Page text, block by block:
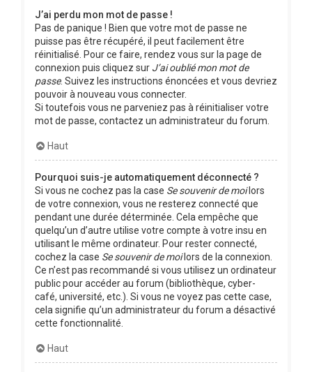
J’ai perdu mon mot de passe !
Pas de panique ! Bien que votre mot de passe ne
puisse pas être récupéré, il peut facilement être
réinitialisé. Pour ce faire, rendez vous sur la page de
connexion puis cliquez sur J’ai oublié mon mot de
passe. Suivez les instructions énoncées et vous devriez
pouvoir à nouveau vous connecter.
Si toutefois vous ne parveniez pas à réinitialiser votre
mot de passe, contactez un administrateur du forum.
Haut
Pourquoi suis-je automatiquement déconnecté ?
Si vous ne cochez pas la case Se souvenir de moilors
de votre connexion, vous ne resterez connecté que
pendant une durée déterminée. Cela empêche que
quelqu’un d’autre utilise votre compte à votre insu en
utilisant le même ordinateur. Pour rester connecté,
cochez la case Se souvenir de moilors de la connexion.
Ce n’est pas recommandé si vous utilisez un ordinateur
public pour accéder au forum (bibliothèque, cyber-
café, université, etc.). Si vous ne voyez pas cette case,
cela signifie qu’un administrateur du forum a désactivé
cette fonctionnalité.
Haut